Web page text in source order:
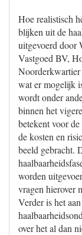
Hoe realistisch
blijken uit de
uitgevoerd door
Vastgoed BV,
Noorderkwartier
wat er mogelijk
wordt onder
binnen het
betekent voor
de kosten en
beeld gebracht.
worden
vragen hierover
Verder is het
over het al dan